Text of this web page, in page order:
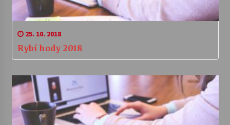
25. 10. 2018
Rybí hody 2018